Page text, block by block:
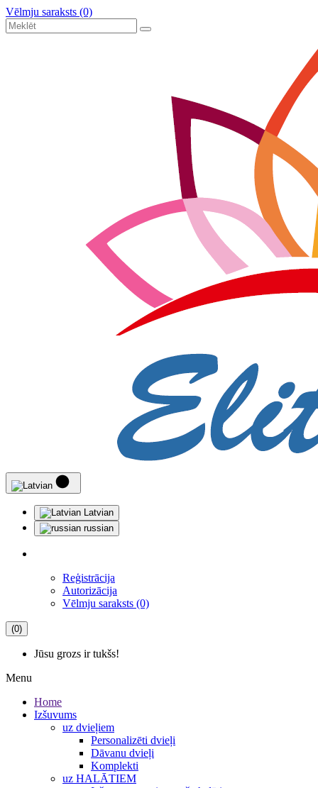
Vēlmju saraksts (0)
Latvian
russian
Reģistrācija
Autorizācija
Vēlmju saraksts (0)
(0)
Jūsu grozs ir tukšs!
Menu
Home
Izšuvums
uz dvieļiem
Personalizēti dvieļi
Dāvanu dvieļi
Komplekti
uz HALĀTIEM